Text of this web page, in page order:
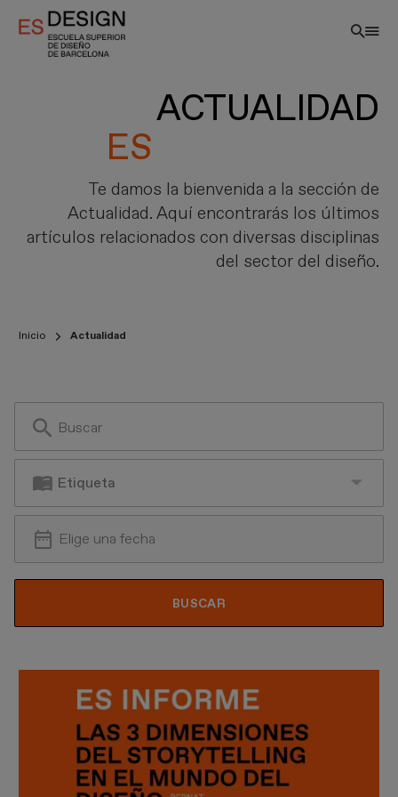
contenido
principal
ACTUALIDAD
Te damos la bienvenida a la sección de
Actualidad. Aquí encontrarás los últimos
artículos relacionados con diversas disciplinas
del sector del diseño.
Inicio Actualidad